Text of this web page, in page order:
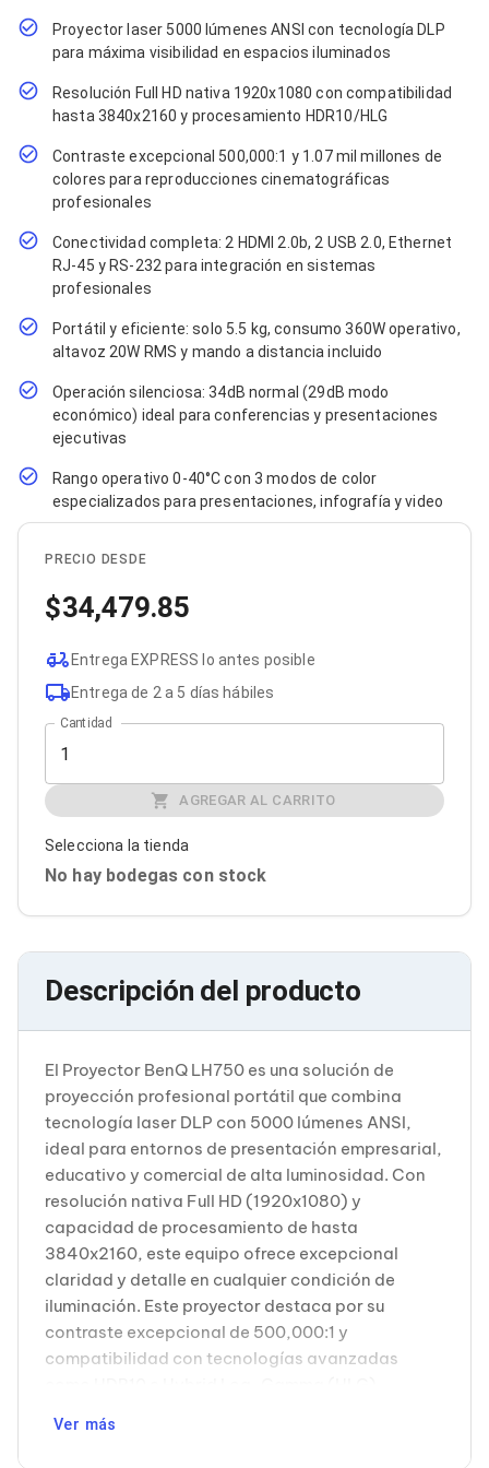
Cables Coaxiales
Accesorios para Cables
Jacks de Red
Conectores
Tapas y Cajas
Pinzas Ponchadoras
Probadores de Cable
Cortadoras de Cable
Cables para Impresoras
Bobinas
Cableado Estructurado
Cinchos
Adaptadores
Adaptadores PC USB
Adaptadores PC Serial
Adaptadores PC SATA
Adaptadores PC IDE
Adaptadores PC Teclado
Bluetooth
Adaptadores Video
Adaptadores Video DisplayPort
Divisores de Video
Adaptadores Video HDMI
Extensores y Receptores de Vídeo
Adaptadores Video VGA / HD15
Repetidores USB
Adaptadores Audio
Adaptadores Audio AUX
Adaptadores Audio USB
Dispositivos de Entrada
Mouse
Mousepads
Teclados Numéricos
Controles de Juego para PC
Accesorios para Servidores
Charolas para Racks y Gabinetes
Cableado Estructurado para Servidores
Cables KVM
Fuentes de Poder
Soportes y Paneles
Sistemas Operativos para Servidores
Servidores
Soportes de Datos
Ultrium
Discos Duros / SSD / NAS
Accesorios para Discos Duros
Gabinetes de Discos Duros
Discos Duros Externos
Discos Duros para NAS
Discos Duros para Videovigilancia
Discos Duros para Servidores
Accesorios para SSD
Gabinetes para SSD
Discos Duros Internos para Laptop
Proyector laser 5000 lúmenes ANSI con tecnología DLP
para máxima visibilidad en espacios iluminados
Resolución Full HD nativa 1920x1080 con compatibilidad
hasta 3840x2160 y procesamiento HDR10/HLG
Contraste excepcional 500,000:1 y 1.07 mil millones de
colores para reproducciones cinematográficas
profesionales
Conectividad completa: 2 HDMI 2.0b, 2 USB 2.0, Ethernet
RJ-45 y RS-232 para integración en sistemas
profesionales
Portátil y eficiente: solo 5.5 kg, consumo 360W operativo,
altavoz 20W RMS y mando a distancia incluido
Operación silenciosa: 34dB normal (29dB modo
económico) ideal para conferencias y presentaciones
ejecutivas
Rango operativo 0-40°C con 3 modos de color
especializados para presentaciones, infografía y video
PRECIO DESDE
34,479.85
Entrega EXPRESS lo antes posible
Entrega de 2 a 5 días hábiles
Cantidad
AGREGAR AL CARRITO
Selecciona la tienda
No hay bodegas con stock
Descripción del producto
El Proyector BenQ LH750 es una solución de
proyección profesional portátil que combina
tecnología laser DLP con 5000 lúmenes ANSI,
ideal para entornos de presentación empresarial,
educativo y comercial de alta luminosidad. Con
resolución nativa Full HD (1920x1080) y
capacidad de procesamiento de hasta
3840x2160, este equipo ofrece excepcional
claridad y detalle en cualquier condición de
iluminación. Este proyector destaca por su
contraste excepcional de 500,000:1 y
compatibilidad con tecnologías avanzadas
riqueza cromática de 1.07 mil millones de colores.
Ver más